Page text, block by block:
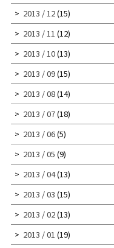
2013 / 12(15)
2013 / 11 (12)
2013 / 10(13)
2013 / 09(15)
2013 / 08(14)
2013 / 07(18)
2013 / 06(5)
2013 / 05 (9)
2013 / 04(13)
2013 / 03 (15)
2013 / 02(13)
2013 / 01 (19)